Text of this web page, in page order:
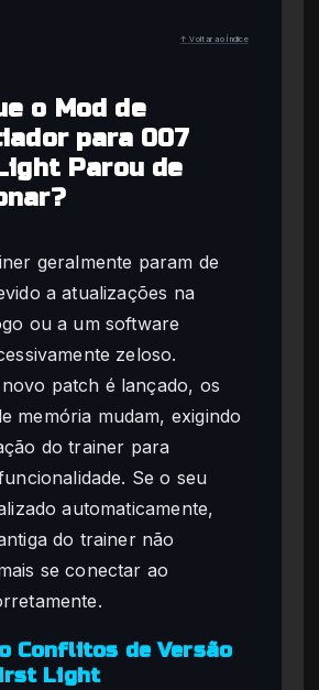
↑ Voltar ao Índice
o Mod de
para 007
Parou de
geralmente param de
a atualizações na
ou a um software
zeloso.
patch é lançado, os
memória mudam, exigindo
do trainer para
Se o seu
automaticamente,
do trainer não
se conectar ao
Conflitos de Versão
Light